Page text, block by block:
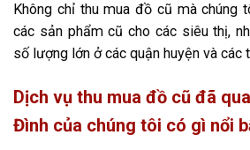
Không chỉ thu mua đồ cũ mà chúng
các sản phẩm cũ cho các siêu thị,
số lượng lớn ở các quận huyện và các
Dịch vụ thu mua đồ cũ đã
Đình của chúng tôi có gì nổi